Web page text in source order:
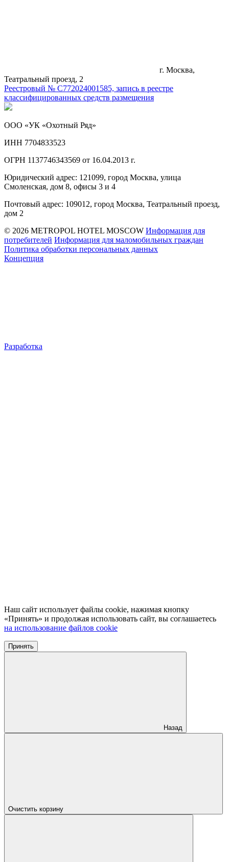
г. Москва,
Театральный проезд, 2
Реестровый № С772024001585, запись в реестре
классифицированных средств размещения
ООО «УК «Охотный Ряд»
ИНН 7704833523
ОГРН 1137746343569 от 16.04.2013 г.
Юридический адрес: 121099, город Москва, улица
Смоленская, дом 8, офисы 3 и 4
Почтовый адрес: 109012, город Москва, Театральный проезд,
дом 2
© 2026 METROPOL HOTEL MOSCOW Информация для
потребителей Информация для маломобильных граждан
Политика обработки персональных данных
Концепция
Разработка
Наш сайт использует файлы cookie, нажимая кнопку
«Принять» и продолжая использовать сайт, вы соглашаетесь
на использование файлов cookie
Принять
Назад
Очистить корзину